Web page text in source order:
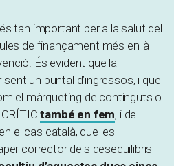
tan important per a la salut del
de finançament més enllà
És evident que la
un puntal d’ingressos, i que
el màrqueting de continguts o
també en fem, i de
el cas català, que les
corrector dels desequilibris